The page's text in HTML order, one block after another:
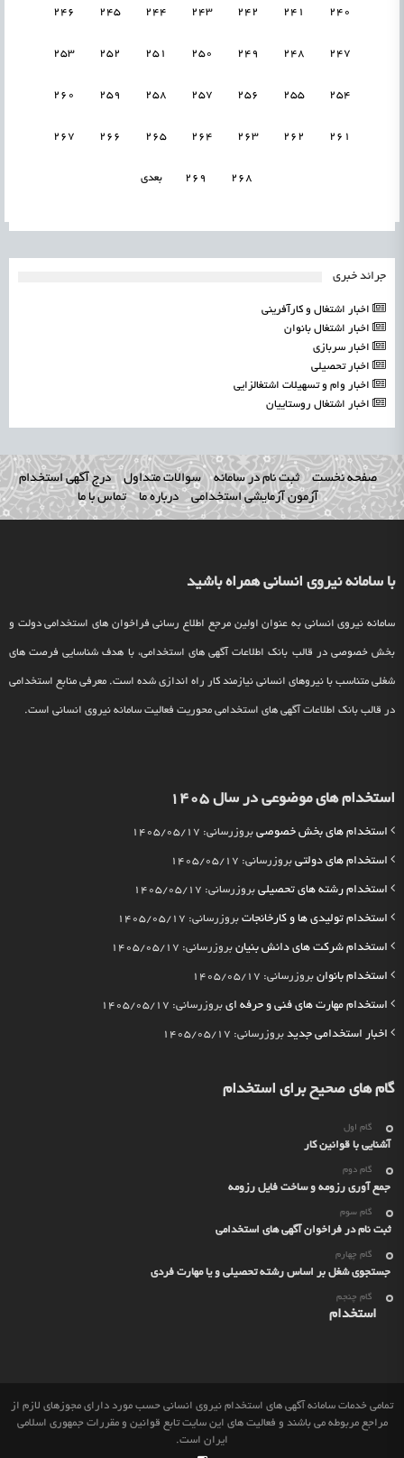
240
241
242
243
244
245
246
247
248
249
250
251
252
253
254
255
256
257
258
259
260
261
262
263
264
265
266
267
268
269 بعدی
جرائد خبری
اخبار اشتغال و کارآفرینی
اخبار اشتغال بانوان
اخبار سربازی
اخبار تحصیلی
اخبار وام و تسهیلات اشتغالزایی
اخبار اشتغال روستاییان
صفحه نخست ثبت نام در سامانه سوالات متداول
درج آگهی استخدام
آزمون آزمایشی استخدامی
درباره ما تماس با ما
با سامانه نیروی انسانی همراه باشید
سامانه نیروی انسانی به عنوان اولین مرجع اطلاع رسانی فراخوان های استخدامی دولت و
بخش خصوصی در قالب بانک اطلاعات آگهی های استخدامی، با هدف شناسایی فرصت های
شغلی متناسب با نیروهای انسانی نیازمند کار راه اندازی شده است. معرفی منابع استخدامی
در قالب بانک اطلاعات آگهی های استخدامی محوریت فعالیت سامانه نیروی انسانی است.
استخدام های موضوعی در سال 1405
استخدام های بخش خصوصی بروزرسانی: 1405/05/17
استخدام های دولتی بروزرسانی: 1405/05/17
استخدام رشته های تحصیلی بروزرسانی: 1405/05/17
استخدام تولیدی ها و کارخانجات بروزرسانی: 1405/05/17
استخدام شرکت های دانش بنیان بروزرسانی: 1405/05/17
استخدام بانوان بروزرسانی: 1405/05/17
استخدام مهارت های فنی و حرفه ای بروزرسانی: 1405/05/17
اخبار استخدامی جدید بروزرسانی: 1405/05/17
گام های صحیح برای استخدام
گام اول
آشنایی با قوانین کار
گام دوم
جمع آوری رزومه و ساخت فایل رزومه
گام سوم
ثبت نام در فراخوان آگهی های استخدامی
گام چهارم
جستجوی شغل بر اساس رشته تحصیلی و یا مهارت فردی
گام چنجم
استخدام
تمامی خدمات سامانه آگهی های استخدام نیروی انسانی حسب مورد دارای مجوزهای لازم از
مراجع مربوطه می باشند و فعالیت های این سایت تابع قوانین و مقررات جمهوری اسلامی
ایران است.